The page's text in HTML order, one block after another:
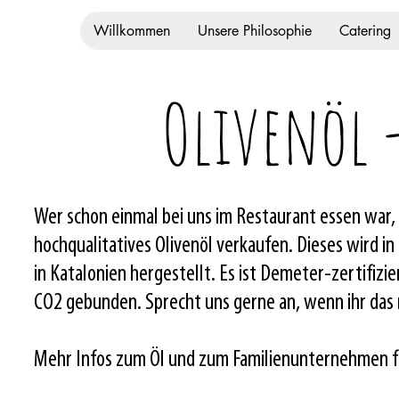
Willkommen Unsere Philosophie Catering
Olivenöl
Wer schon einmal bei uns im Restaurant essen
hochqualitatives Olivenöl verkaufen. Dieses wird
in Katalonien hergestellt. Es ist Demeter-
CO2 gebunden. Sprecht uns gerne an, wenn ihr
Mehr Infos zum Öl und zum Familienunternehmen